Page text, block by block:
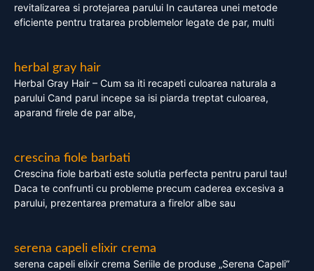
revitalizarea si protejarea parului In cautarea unei metode
eficiente pentru tratarea problemelor legate de par, multi
herbal gray hair
Herbal Gray Hair – Cum sa iti recapeti culoarea naturala a
parului Cand parul incepe sa isi piarda treptat culoarea,
aparand firele de par albe,
crescina fiole barbati
Crescina fiole barbati este solutia perfecta pentru parul tau!
Daca te confrunti cu probleme precum caderea excesiva a
parului, prezentarea prematura a firelor albe sau
serena capeli elixir crema
serena capeli elixir crema Seriile de produse „Serena Capeli”